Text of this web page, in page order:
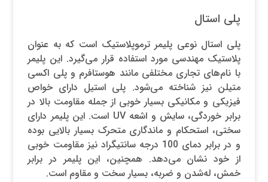
پلی استال
پلی استال نوعی پلیمر ترموپلاستیک است که به عنوان
پلاستیک مهندسی مورد استفاده قرار می‌گیرد. این پلیمر
با نام‌های تجاری مختلفی مانند هوستافرم و پلی اکسی
متیلن نیز شناخته می‌شود. پلی استیل دارای خواص
فیزیکی و مکانیکی بسیار خوبی از جمله مقاومت بالا در
برابر خوردگی، سایش و اشعه UV است. این پلیمر دارای
سختی، استحکام و ماندگاری متحرک بسیار بالایی بوده
و در برابر دمای 100 درجه سانتیگراد نیز مقاومت خوبی
از خود نشان می‌دهد. همچنین، این پلیمر در برابر
خمش، له‌شدن و ضربه، بسیار سخت و مقاوم است.